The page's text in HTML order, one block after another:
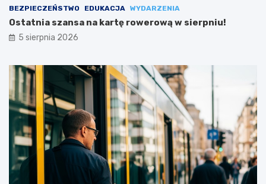
BEZPIECZEŃSTWO EDUKACJA WYDARZENIA
Ostatnia szansa na kartę rowerową w sierpniu!
5 sierpnia 2026